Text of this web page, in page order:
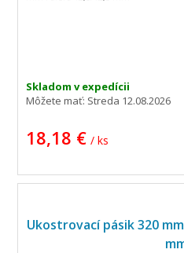
Skladom v expedícii
Môžete mať: Streda 12.08.2026
18,18 € / ks
Ukostrovací pásik 320